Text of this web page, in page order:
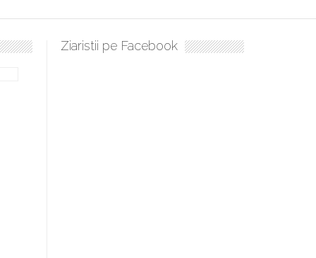
Sculați, sculați, boieri mari! Sara Nukina are nevoie de ajutorul
Ziaristii pe Facebook